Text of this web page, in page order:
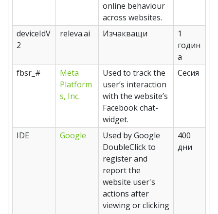
online behaviour
across websites.
deviceIdV
2
releva.ai Изчакващи
1
годин
а
fbsr_#
Meta
Platform
s, Inc.
Used to track the
user’s interaction
with the website’s
Facebook chat-
widget.
Сесия
IDE Google
Used by Google
DoubleClick to
register and
report the
website user's
actions after
viewing or clicking
400
дни